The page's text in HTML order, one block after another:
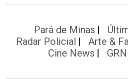
Pará de Minas
Radar Policial
Arte &
Cine News